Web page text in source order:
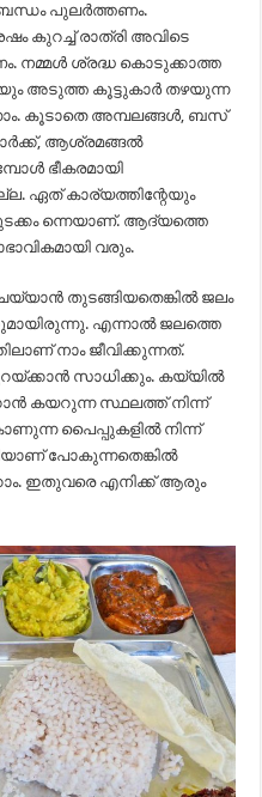
പുലര്‍ത്തണം.
കുറച്ച് രാത്രി അവിടെ
നമ്മള്‍ ശ്രദ്ധ കൊടുക്കാത്ത
അടുത്ത കൂട്ടുകാര്‍ തഴയുന്ന
കൂടാതെ അമ്പലങ്ങള്‍, ബസ്
ആശ്രമങ്ങല്‍
ഭീകരമായി
ഏത് കാര്യത്തിന്റേയും
ന്നെയാണ്. ആദ്യത്തെ
വരും.
തുടങ്ങിയതെങ്കില്‍ ജലം
എന്നാല്‍ ജലത്തെ
നാം ജീവിക്കുന്നത്.
സാധിക്കും. കയ്യില്‍
കയറുന്ന സ്ഥലത്ത് നിന്ന്
പൈപ്പുകളില്‍ നിന്ന്
പോകുന്നതെങ്കില്‍
ഇതുവരെ എനിക്ക് ആരും